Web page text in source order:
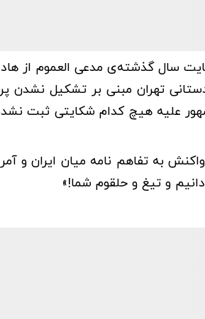
سال گذشته‌ی مدعی العموم از
تهران مبنی بر تشکیل نشدن
علیه هیچ کدام شکایتی ثبت نشده
به تفاهم نامه میان ایران و
و تیغ و حلقوم شما!»